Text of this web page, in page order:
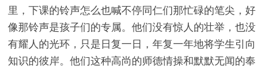
里，下课的铃声怎么也喊不停同仁们那忙碌的笔尖，好
像那铃声是孩子们的专属。他们没有惊人的壮举，也没
有耀人的光环，只是日复一日，年复一年地将学生引向
知识的彼岸。他们这种高尚的师德情操和默默无闻的奉